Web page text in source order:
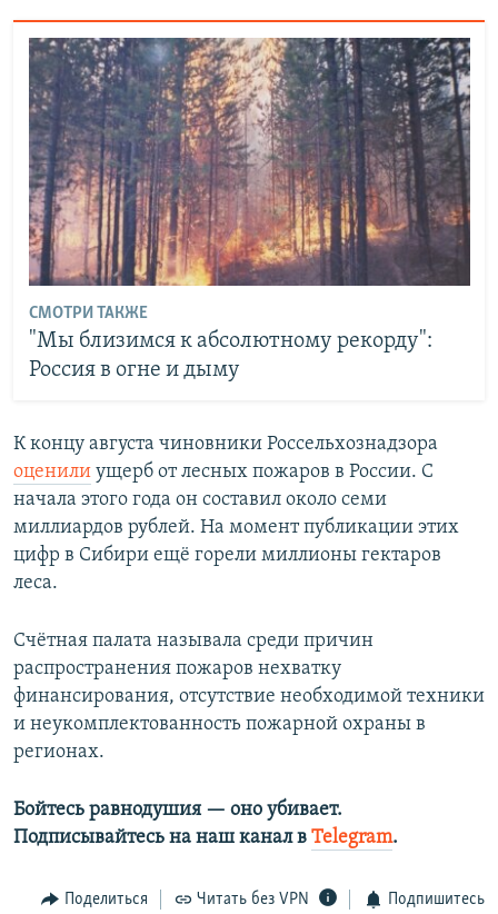
СМОТРИ ТАКЖЕ
"Мы близимся к абсолютному рекорду":
Россия в огне и дыму
К концу августа чиновники Россельхознадзора
оценили ущерб от лесных пожаров в России. С
начала этого года он составил около семи
миллиардов рублей. На момент публикации этих
цифр в Сибири ещё горели миллионы гектаров
леса.
Счётная палата называла среди причин
распространения пожаров нехватку
финансирования, отсутствие необходимой техники
и неукомплектованность пожарной охраны в
регионах.
Бойтесь равнодушия — оно убивает.
Подписывайтесь на наш канал в Telegram.
Поделиться Читать без VPN Подпишитесь